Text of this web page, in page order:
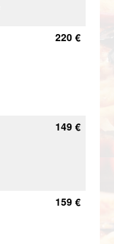
220 €
149 €
159 €